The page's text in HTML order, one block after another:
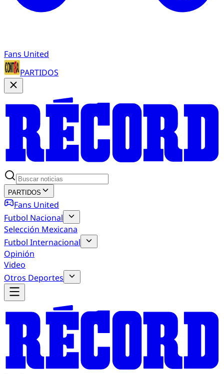
Fans United
PARTIDOS
PARTIDOS
Fans United
Futbol Nacional
Selección Mexicana
Futbol Internacional
Opinión
Video
Otros Deportes